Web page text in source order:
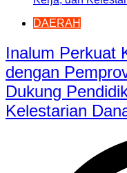
DAERAH
Inalum Perkuat
dengan
Dukung
Kelestarian